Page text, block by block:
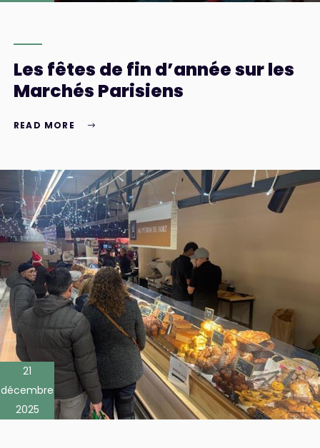
Les fêtes de fin d’année sur les
Marchés Parisiens
READ MORE
21
décembre
2025